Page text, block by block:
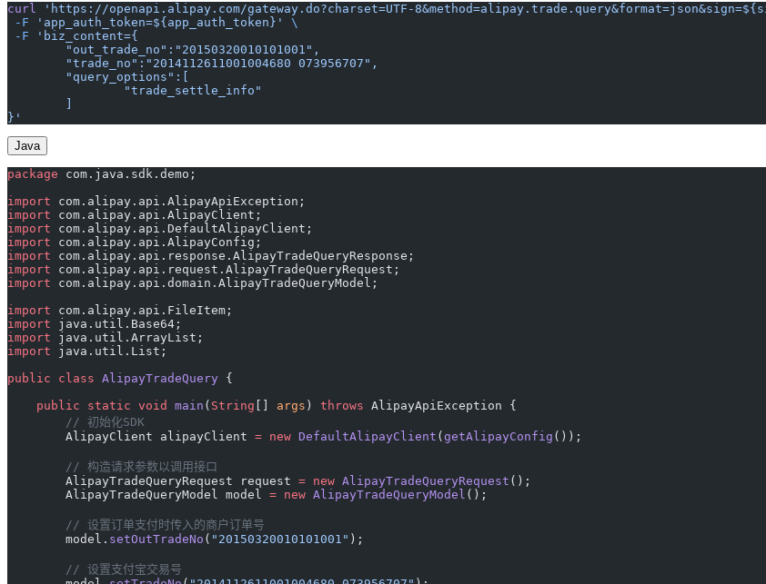
curl
'https://openapi.alipay.com/gateway.do?charset=UTF-
-F 'app_auth_token=${app_auth_token}'
\
-F 'biz_content={
	"out_trade_no":"20150320010101001",
	"trade_no":"2014112611001004680 073956707",
	"query_options":[
		"trade_settle_info"
}'
Java
package com.java.sdk.demo;
import com.alipay.api.AlipayApiException;
import com.alipay.api.AlipayClient;
import com.alipay.api.DefaultAlipayClient;
import com.alipay.api.AlipayConfig;
import com.alipay.api.response.AlipayTradeQueryResponse;
import com.alipay.api.request.AlipayTradeQueryRequest;
import com.alipay.api.domain.AlipayTradeQueryModel;
import com.alipay.api.FileItem;
import java.util.Base64;
import java.util.ArrayList;
import java.util.List;
public class AlipayTradeQuery {
    public
static void main ( String args ) throws AlipayApiException {
        // 初始化SDK
        AlipayClient alipayClient
= new DefaultAlipayClient ( getAlipayConfig ());
        // 构造请求参数以调用接口
        AlipayTradeQueryRequest request
= new AlipayTradeQueryRequest ();
        AlipayTradeQueryModel model
= new AlipayTradeQueryModel ();
        // 设置订单支付时传入的商户订单号
        model.
setOutTradeNo ( "20150320010101001" );
        // 设置支付宝交易号